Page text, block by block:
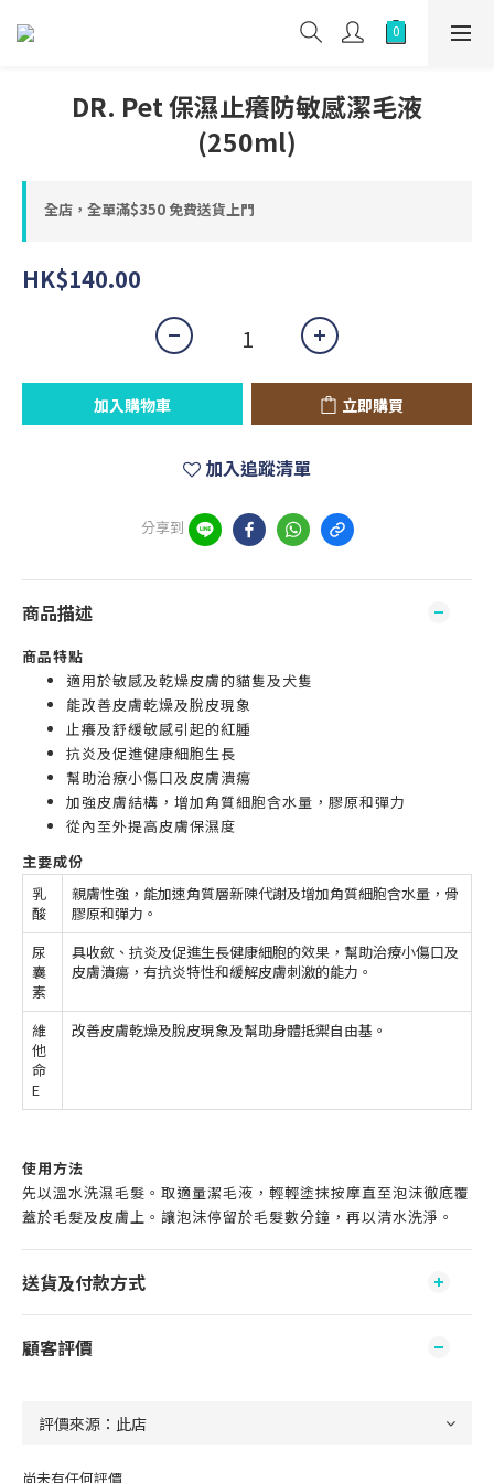
DR. Pet 保濕止癢防敏感潔毛液
(250ml)
全店，全單滿$350 免費送貨上門
HK$140.00
加入購物車 立即購買
加入追蹤清單
分享到
商品描述
商品特點
適用於敏感及乾燥皮膚的貓隻及犬隻
能改善皮膚乾燥及脫皮現象
止癢及舒緩敏感引起的紅腫
抗炎及促進健康細胞生長
幫助治療小傷口及皮膚潰瘍
加強皮膚結構，增加角質細胞含水量，膠原和彈力
從內至外提高皮膚保濕度
主要成份
乳
酸
親膚性強，能加速角質層新陳代謝及增加角質細胞含水量，骨
膠原和彈力。
尿
囊
素
具收斂、抗炎及促進生長健康細胞的效果，幫助治療小傷口及
皮膚潰瘍，有抗炎特性和緩解皮膚刺激的能力。
維
他
命
E
改善皮膚乾燥及脫皮現象及幫助身體抵禦自由基。
使用方法
先以溫水洗濕毛髮。取適量潔毛液，輕輕塗抹按摩直至泡沫徹底覆
蓋於毛髮及皮膚上。讓泡沫停留於毛髮數分鐘，再以清水洗淨。
送貨及付款方式
顧客評價
尚未有任何評價